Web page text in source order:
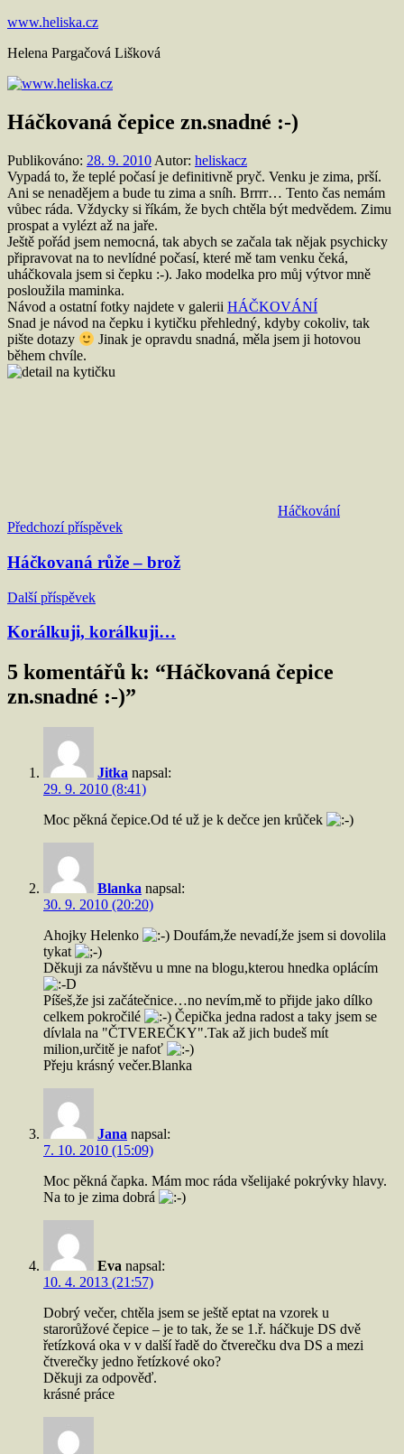
Přejít
obsahu
www.heliska.cz
Helena Pargačová Lišková
Háčkovaná čepice zn.snadné :-)
Publikováno: 28. 9. 2010 Autor: heliskacz
Vypadá to, že teplé počasí je definitivně pryč. Venku je zima, prší.
Ani se nenadějem a bude tu zima a sníh. Brrrr… Tento čas nemám
vůbec ráda. Vždycky si říkám, že bych chtěla být medvědem. Zimu
prospat a vylézt až na jaře.
Ještě pořád jsem nemocná, tak abych se začala tak nějak psychicky
připravovat na to nevlídné počasí, které mě tam venku čeká,
uháčkovala jsem si čepku :-). Jako modelka pro můj výtvor mně
posloužila maminka.
Návod a ostatní fotky najdete v galerii HÁČKOVÁNÍ
Snad je návod na čepku i kytičku přehledný, kdyby cokoliv, tak
pište dotazy
Jinak je opravdu snadná, měla jsem ji hotovou
během chvíle.
Háčkování
Navigace
pro
Předchozí příspěvek
Háčkovaná růže – brož
Další příspěvek
Korálkuji, korálkuji…
5 komentářů k: “Háčkovaná čepice
zn.snadné :-)”
Jitka napsal:
29. 9. 2010 (8:41)
Moc pěkná čepice.Od té už je k dečce jen krůček
Blanka napsal:
30. 9. 2010 (20:20)
Ahojky Helenko
Doufám,že nevadí,že jsem si dovolila
tykat
Děkuji za návštěvu u mne na blogu,kterou hnedka oplácím
Píšeš,že jsi začátečnice…no nevím,mě to přijde jako dílko
celkem pokročilé
Čepička jedna radost a taky jsem se
dívlala na "ČTVEREČKY".Tak až jich budeš mít
milion,určitě je nafoť
Přeju krásný večer.Blanka
Jana napsal:
7. 10. 2010 (15:09)
Moc pěkná čapka. Mám moc ráda všelijaké pokrývky hlavy.
Na to je zima dobrá
Eva napsal:
10. 4. 2013 (21:57)
Dobrý večer, chtěla jsem se ještě eptat na vzorek u
starorůžové čepice – je to tak, že se 1.ř. háčkuje DS dvě
řetízková oka v v další řadě do čtverečku dva DS a mezi
čtverečky jedno řetízkové oko?
Děkuji za odpověď.
krásné práce